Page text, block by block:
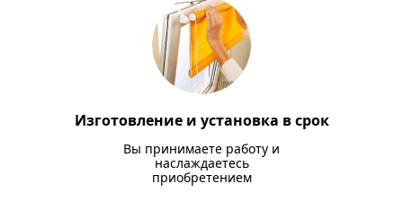
Изготовление и установка в срок
Вы принимаете работу и
наслаждаетесь
приобретением